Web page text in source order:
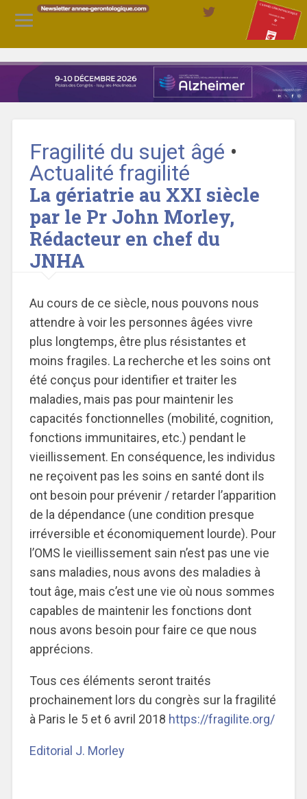
Fragilité du sujet âgé •
Actualité fragilité
La gériatrie au XXI siècle
par le Pr John Morley,
Rédacteur en chef du
JNHA
Au cours de ce siècle, nous pouvons nous
attendre à voir les personnes âgées vivre
plus longtemps, être plus résistantes et
moins fragiles. La recherche et les soins ont
été conçus pour identifier et traiter les
maladies, mais pas pour maintenir les
capacités fonctionnelles (mobilité, cognition,
fonctions immunitaires, etc.) pendant le
vieillissement. En conséquence, les individus
ne reçoivent pas les soins en santé dont ils
ont besoin pour prévenir / retarder l’apparition
de la dépendance (une condition presque
irréversible et économiquement lourde). Pour
l’OMS le vieillissement sain n’est pas une vie
sans maladies, nous avons des maladies à
tout âge, mais c’est une vie où nous sommes
capables de maintenir les fonctions dont
nous avons besoin pour faire ce que nous
apprécions.
Tous ces éléments seront traités
prochainement lors du congrès sur la fragilité
à Paris le 5 et 6 avril 2018 https://fragilite.org/
Editorial J. Morley